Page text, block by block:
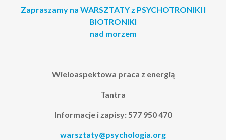
Zapraszamy na WARSZTATY z PSYCHOTRONIKI I
BIOTRONIKI
nad morzem
Wieloaspektowa praca z energią
Tantra
Informacje i zapisy: 577 950 470
warsztaty@psychologia.org